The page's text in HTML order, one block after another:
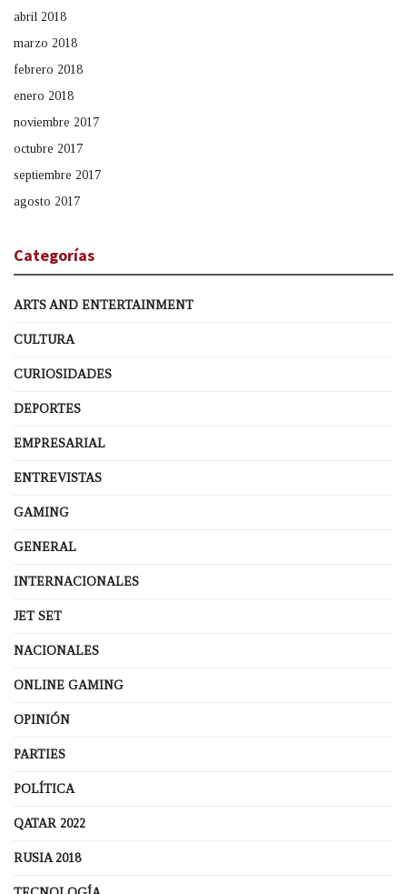
abril 2018
marzo 2018
febrero 2018
enero 2018
noviembre 2017
octubre 2017
septiembre 2017
agosto 2017
Categorías
ARTS AND ENTERTAINMENT
CULTURA
CURIOSIDADES
DEPORTES
EMPRESARIAL
ENTREVISTAS
GAMING
GENERAL
INTERNACIONALES
JET SET
NACIONALES
ONLINE GAMING
OPINIÓN
PARTIES
POLÍTICA
QATAR 2022
RUSIA 2018